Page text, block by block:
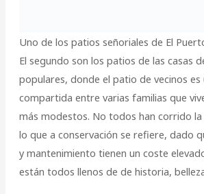
Uno de los patios señoriales de El
El segundo son los patios de las casas
populares, donde el patio de vecinos es
compartida entre varias familias que
más modestos. No todos han corrido
lo que a conservación se refiere, dado
y mantenimiento tienen un coste
están todos llenos de de historia,